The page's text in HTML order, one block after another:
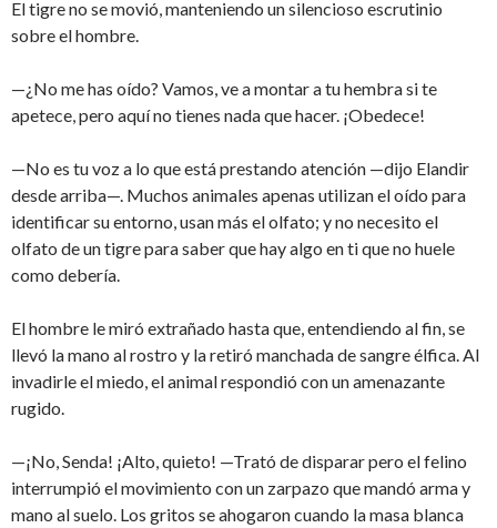
El tigre no se movió, manteniendo un silencioso escrutinio
sobre el hombre.
—¿No me has oído? Vamos, ve a montar a tu hembra si te
apetece, pero aquí no tienes nada que hacer. ¡Obedece!
—No es tu voz a lo que está prestando atención —dijo Elandir
desde arriba—. Muchos animales apenas utilizan el oído para
identificar su entorno, usan más el olfato; y no necesito el
olfato de un tigre para saber que hay algo en ti que no huele
como debería.
El hombre le miró extrañado hasta que, entendiendo al fin, se
llevó la mano al rostro y la retiró manchada de sangre élfica. Al
invadirle el miedo, el animal respondió con un amenazante
rugido.
—¡No, Senda! ¡Alto, quieto! —Trató de disparar pero el felino
interrumpió el movimiento con un zarpazo que mandó arma y
mano al suelo. Los gritos se ahogaron cuando la masa blanca